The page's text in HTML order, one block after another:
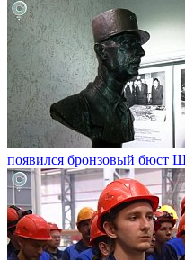
появился бронзовый бюст